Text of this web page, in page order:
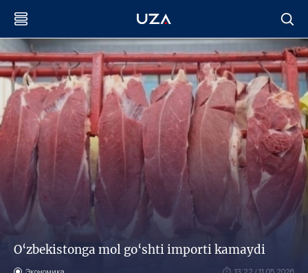
O‘zbekistonga mol go‘shti importi kamaydi